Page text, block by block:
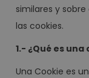
similares y
las cookies.
1.- ¿Qué es una
Una Cookie es